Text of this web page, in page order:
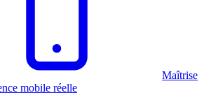
Maîtrise
mobile réelle